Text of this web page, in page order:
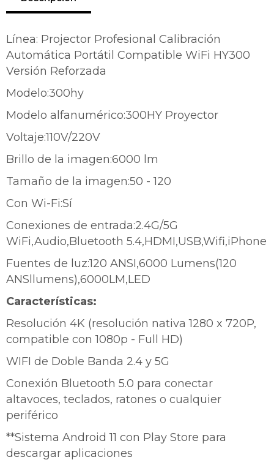
Línea: Projector Profesional Calibración
Automática Portátil Compatible WiFi HY300
Versión Reforzada
Modelo:300hy
Modelo alfanumérico:300HY Proyector
Voltaje:110V/220V
Brillo de la imagen:6000 lm
Tamaño de la imagen:50 - 120
Con Wi-Fi:Sí
Conexiones de entrada:2.4G/5G
WiFi,Audio,Bluetooth 5.4,HDMI,USB,Wifi,iPhone
Fuentes de luz:120 ANSI,6000 Lumens(120
ANSllumens),6000LM,LED
Características:
Resolución 4K (resolución nativa 1280 x 720P,
compatible con 1080p - Full HD)
WIFI de Doble Banda 2.4 y 5G
Conexión Bluetooth 5.0 para conectar
altavoces, teclados, ratones o cualquier
periférico
**Sistema Android 11 con Play Store para
descargar aplicaciones
Comprá ahora y Pagá
cuotas y sin tocar tu
tarjeta de crédito
comprar!
Comprá en 3 cuotas sin recargo o hasta en
* sujeto aprobación crediticia.
Verifica si estás calificado para comprar con
Cédula de identidad
Celular
Fecha de nacimiento
Día Mes Año
Continuar
Después.
Elegí tus productos preferidos
Elegís Pago Después como metodo de pago
puede variar por comercio
Ups!
Parece que no tenes oferta, lamentamos
el inconveniente, por cualquier duda
preguntas@pagodespues.com.uy
¡Algo salió mal!
Por favor intenta nuevamente mas tarde.